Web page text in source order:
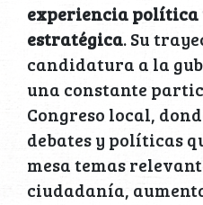
experiencia política
estratégica. Su
candidatura a la
una constante
Congreso local,
debates y políticas
mesa temas
ciudadanía,